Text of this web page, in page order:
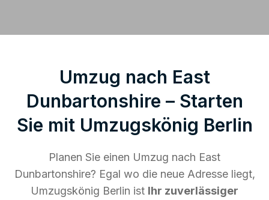
Umzug nach East
Dunbartonshire – Starten
Sie mit Umzugskönig Berlin
Planen Sie einen Umzug nach East
Dunbartonshire? Egal wo die neue Adresse liegt,
Umzugskönig Berlin ist Ihr zuverlässiger